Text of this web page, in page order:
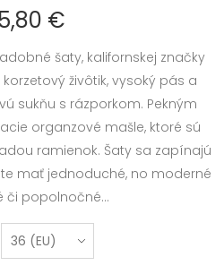
€
šaty, kalifornskej značky
živôtik, vysoký pás a
sukňu s rázporkom. Pekným
organzové mašle, ktoré sú
ramienok. Šaty sa zapínajú
mať jednoduché, no moderné
či popolnočné...